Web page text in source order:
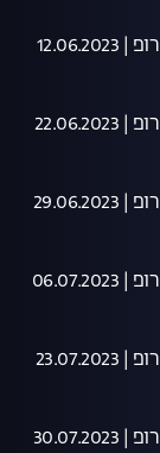
זה הדיבור עם דני רופ | 12.06.2023
זה הדיבור עם דני רופ | 22.06.2023
זה הדיבור עם דני רופ | 29.06.2023
זה הדיבור עם דני רופ | 06.07.2023
זה הדיבור עם דני רופ | 23.07.2023
זה הדיבור עם דני רופ | 30.07.2023